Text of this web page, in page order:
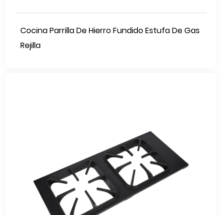
Cocina Parrilla De Hierro Fundido Estufa De Gas
Rejilla